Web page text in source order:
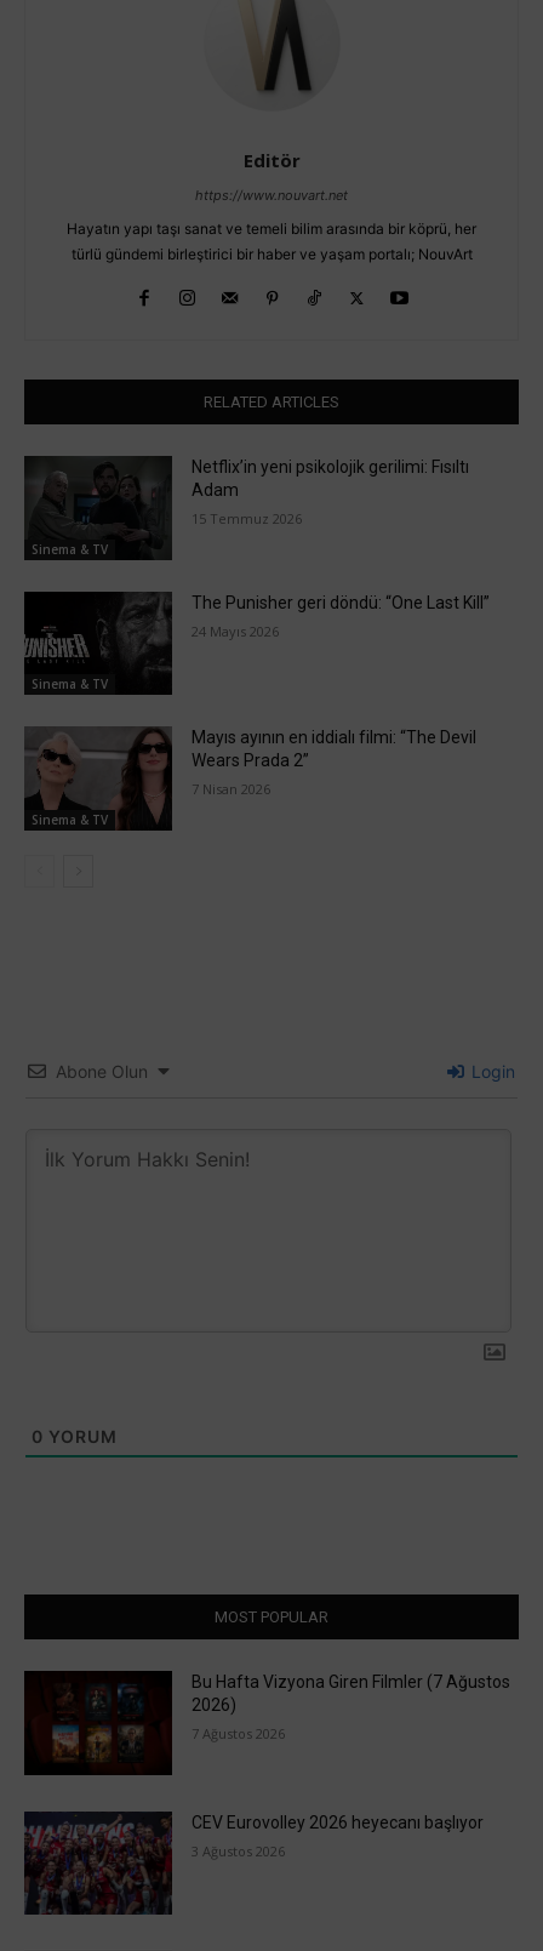
Editör
https://www.nouvart.net
Hayatın yapı taşı sanat ve temeli bilim arasında bir köprü, her
türlü gündemi birleştirici bir haber ve yaşam portalı; NouvArt
RELATED ARTICLES
Sinema & TV
Netflix’in yeni psikolojik gerilimi: Fısıltı
Adam
15 Temmuz 2026
Sinema & TV
The Punisher geri döndü: “One Last Kill”
24 Mayıs 2026
Sinema & TV
Mayıs ayının en iddialı filmi: “The Devil
Wears Prada 2”
7 Nisan 2026
Abone Olun Login
0 YORUM
MOST POPULAR
Bu Hafta Vizyona Giren Filmler (7 Ağustos
2026)
7 Ağustos 2026
CEV Eurovolley 2026 heyecanı başlıyor
3 Ağustos 2026